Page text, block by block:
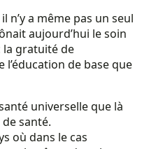
n’y a même pas un seul
aujourd’hui le soin
la gratuité de
l’éducation de base que
universelle que là
santé.
où dans le cas